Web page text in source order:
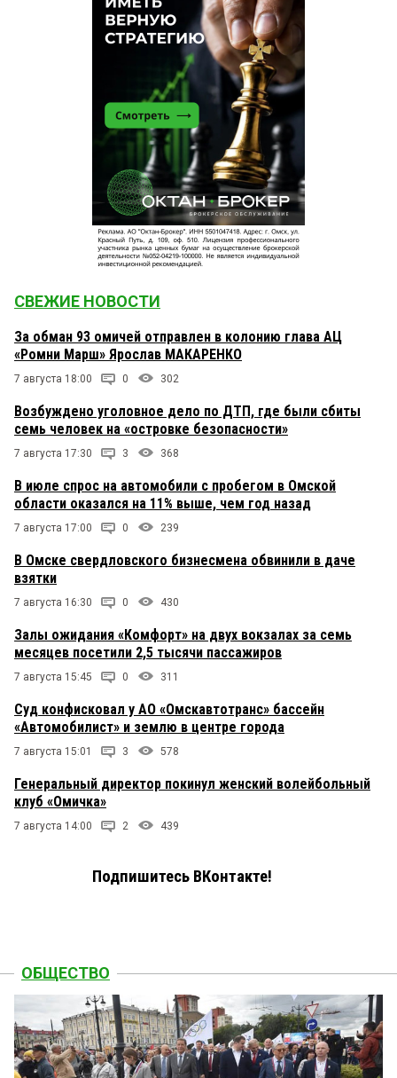
СВЕЖИЕ НОВОСТИ
За обман 93 омичей отправлен в колонию глава АЦ
«Ромни Марш» Ярослав МАКАРЕНКО
7 августа 18:00 0 302
Возбуждено уголовное дело по ДТП, где были сбиты
семь человек на «островке безопасности»
7 августа 17:30 3 368
В июле спрос на автомобили с пробегом в Омской
области оказался на 11% выше, чем год назад
7 августа 17:00 0 239
В Омске свердловского бизнесмена обвинили в даче
взятки
7 августа 16:30 0 430
Залы ожидания «Комфорт» на двух вокзалах за семь
месяцев посетили 2,5 тысячи пассажиров
7 августа 15:45 0 311
Суд конфисковал у АО «Омскавтотранс» бассейн
«Автомобилист» и землю в центре города
7 августа 15:01 3 578
Генеральный директор покинул женский волейбольный
клуб «Омичка»
7 августа 14:00 2 439
Подпишитесь ВКонтакте!
ОБЩЕСТВО